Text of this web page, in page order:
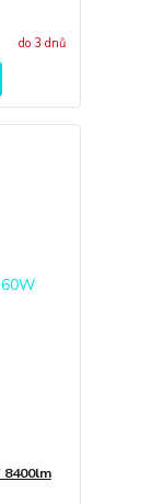
do 3 dnů
8400lm